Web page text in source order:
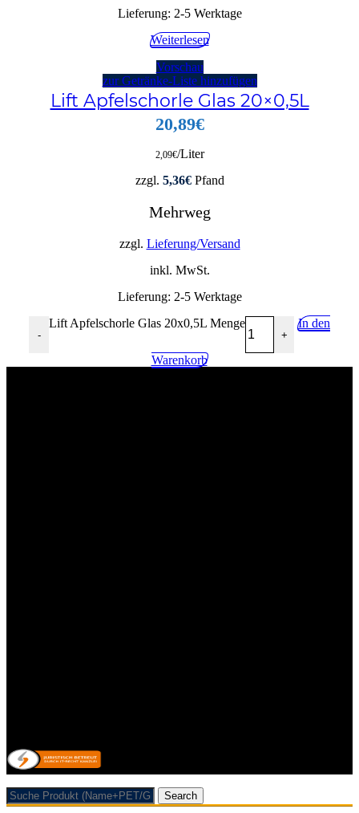
Lieferung: 2-5 Werktage
Weiterlesen
Vorschau
zur Getränke-Liste hinzufügen
Lift Apfelschorle Glas 20×0,5L
20,89€
2,09€/Liter
zzgl. 5,36€Pfand
Mehrweg
zzgl. Lieferung/Versand
inkl. MwSt.
Lieferung: 2-5 Werktage
-
Lift Apfelschorle Glas 20x0,5L Menge
+
In den
Warenkorb
Search